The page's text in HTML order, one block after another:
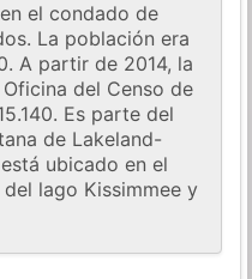
el condado de
La población era
A partir de 2014, la
del Censo de
Es parte del
de Lakeland-
ubicado en el
lago Kissimmee y